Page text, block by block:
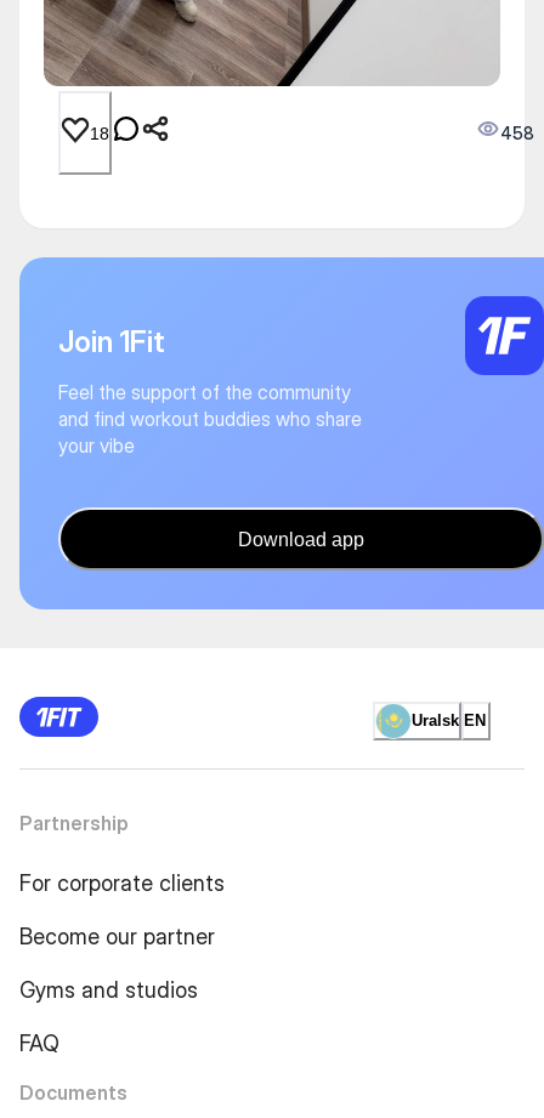
18 458
Join 1Fit
Feel the support of the community
and find workout buddies who share
your vibe
Download app
Uralsk EN
Partnership
For corporate clients
Become our partner
Gyms and studios
FAQ
Documents